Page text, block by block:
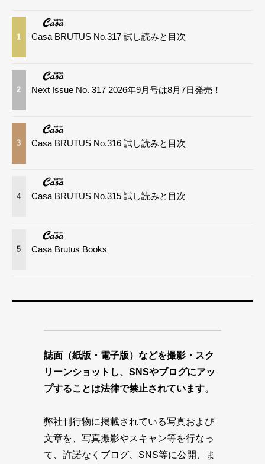
1 Casa BRUTUS No.317 試し読みと目次
2 Next Issue No. 317 2026年9月号は8月7日発売！
3 Casa BRUTUS No.316 試し読みと目次
4 Casa BRUTUS No.315 試し読みと目次
5 Casa Brutus Books
誌面（紙版・電子版）などを撮影・スク
リーンショットし、SNSやブログにアッ
プすることは法律で禁止されています。
弊社刊行物に掲載されている写真および
文章を、写真撮影やスキャン等を行なっ
て、許諾なくブログ、SNS等に公開、ま